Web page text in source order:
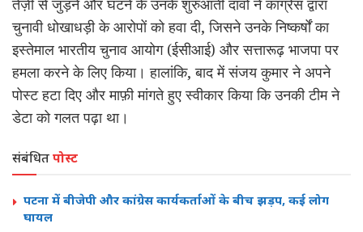
चुनावी धोखाधड़ी के आरोपों को हवा दी, जिसने उनके निष्कर्षों का
इस्तेमाल भारतीय चुनाव आयोग (ईसीआई) और सत्तारूढ़ भाजपा पर
हमला करने के लिए किया। हालांकि, बाद में संजय कुमार ने अपने
पोस्ट हटा दिए और माफ़ी मांगते हुए स्वीकार किया कि उनकी टीम ने
डेटाको गलत पढ़ा था।
संबंधितपोस्ट
पटना में बीजेपी और कांग्रेस कार्यकर्ताओं के बीच झड़प, कई लोग
घायल